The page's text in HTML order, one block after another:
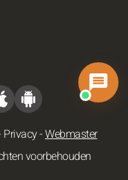
Privacy-Webmaster
voorbehouden